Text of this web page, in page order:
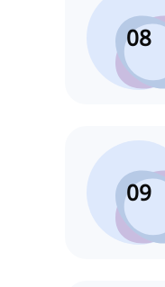
08
09